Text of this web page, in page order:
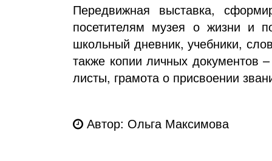
Передвижная выставка,
посетителям музея о жизни и
школьный дневник, учебники,
также копии личных документов
листы, грамота о присвоении
Автор: Ольга Максимова